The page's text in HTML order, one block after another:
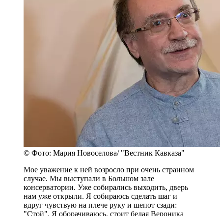
© Фото: Мария Новоселова/ "Вестник Кавказа"
Мое уважение к ней возросло при очень странном
случае. Мы выступали в Большом зале
консерватории. Уже собирались выходить, дверь
нам уже открыли. Я собираюсь сделать шаг и
вдруг чувствую на плече руку и шепот сзади:
"Стой". Я оборачиваюсь, стоит белая Вероника